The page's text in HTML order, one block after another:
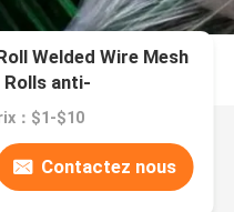
Welded Wire Mesh
anti-
：$1-$10
Contactez nous